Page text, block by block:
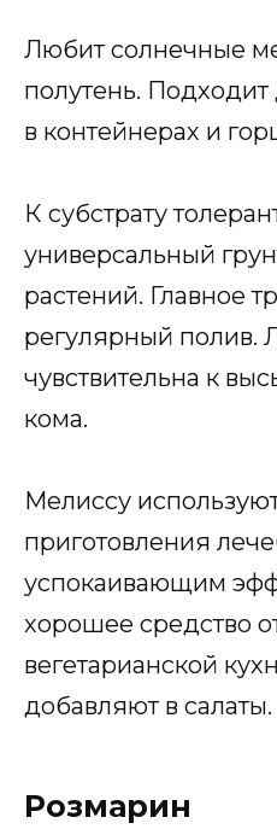
Любит солнечные
полутень.
в контейнерах и
К субстрату
универсальный
растений. Главное
регулярный полив.
чувствительна к
кома.
Мелиссу
приготовления
успокаивающим
хорошее средство
вегетарианской
добавляют в салаты.
Розмарин